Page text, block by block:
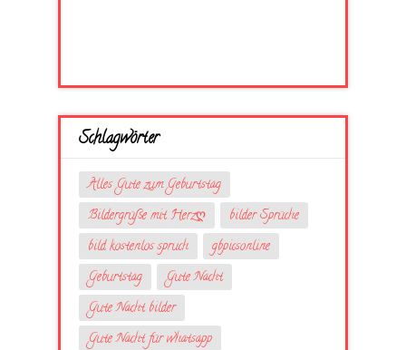
Schlagwörter
Alles Gute zum Geburtstag
Bildergrüße mit Herzღ
bilder Sprüche
bild kostenlos spruch
gbpicsonline
Geburtstag
Gute Nacht
Gute Nacht bilder
Gute Nacht für whatsapp